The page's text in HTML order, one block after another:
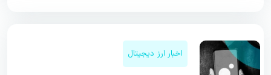
اخبار ارز دیجیتال